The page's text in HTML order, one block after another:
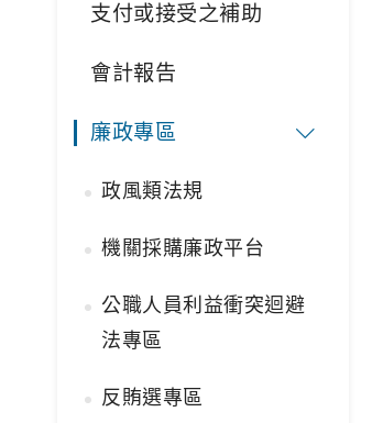
支付或接受之補助
會計報告
廉政專區
政風類法規
機關採購廉政平台
公職人員利益衝突迴避
法專區
反賄選專區